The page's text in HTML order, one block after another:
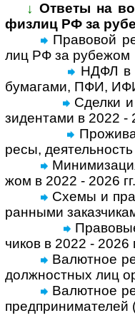
↓ Ответы на
физ­лиц РФ за
Правовой
лиц РФ за рубе­жом
НДФЛ в
бума­гами, ПФИ,
Сделки
зи­ден­тами в 2022 -
ресы,
жом в 2022 - 2026 гг.
Схемы и
ран­ными
чи­ков в 2022 - 2026
Валютное
долж­но­ст­ных лиц
Валютное
пред­при­ни­ма­те­лей